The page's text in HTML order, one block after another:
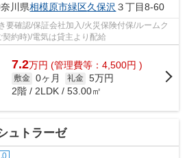
川県相模原市緑区久保沢 ３丁目8-60
要確認/保証会社加入/火災保険付保/ルームク
約時)/電気は貸主より配給
7.2万円 (管理費等：4,500円 )
敷金 0ヶ月 礼金 5万円
2階 / 2LDK / 53.00㎡
ュトラーゼ